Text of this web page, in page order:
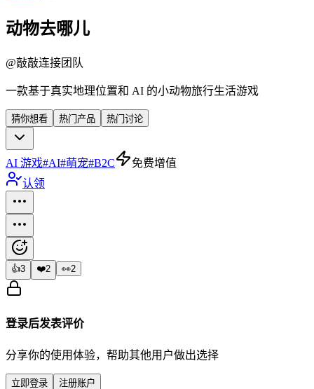
动物去哪儿
@敲敲连接团队
一款基于真实地理位置和 AI 的小动物旅行生活游戏
猜你想看 热门产品 热门讨论
AI 游戏#AI#萌宠#B2C
免费增值
认领
👍3 ❤️2 👀2
登录后发表评价
分享你的使用体验，帮助其他用户做出选择
立即登录 注册账户